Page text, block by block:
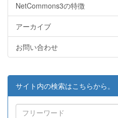
NetCommons3の特徴
アーカイブ
お問い合わせ
サイト内の検索はこちらから。